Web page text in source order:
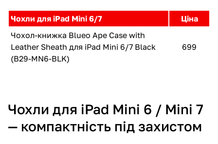
Чохли для iPad Mini 6/7
Ціна
Чохол-книжка Blueo Ape Case with
Leather Sheath для iPad Mini 6/7 Black
(B29-MN6-BLK)
699
Чохли для iPad Mini 6 / Mini 7
— компактність під захистом